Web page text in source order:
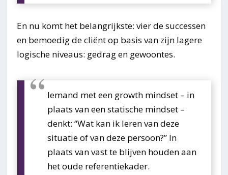
En nu komt het belangrijkste: vier de successen
en bemoedig de cliënt op basis van zijn lagere
logische niveaus: gedrag en gewoontes.
Iemand met een growth mindset – in
plaats van een statische mindset –
denkt: “Wat kan ik leren van deze
situatie of van deze persoon?” In
plaats van vast te blijven houden aan
het oude referentiekader.